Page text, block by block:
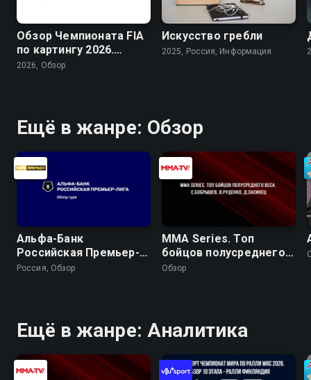
Обзор Чемпионата FIA
по картингу 2026.
Arrive and Drive
2026, Обзор
Искусство гребли
2025, Россия, Информация
Ещё в жанре: Обзор
Альфа-Банк
Российская Премьер-
Лига. Обзор тура
Россия, Обзор
MMA Series. Топ
бойцов полусреднего
веса. С.Бобрышев,
Обзор
Ещё в жанре: Аналитика